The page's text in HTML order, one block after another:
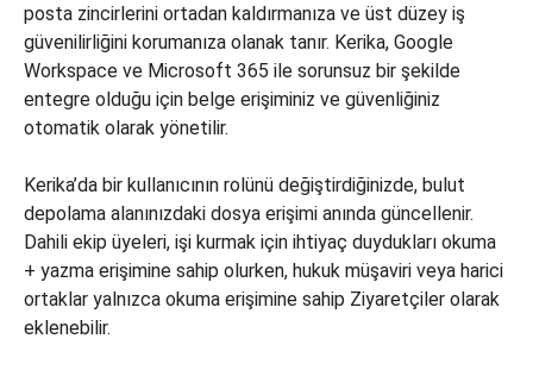
posta zincirlerini ortadan kaldırmanıza ve üst düzey iş
güvenilirliğini korumanıza olanak tanır. Kerika, Google
Workspace ve Microsoft 365 ile sorunsuz bir şekilde
entegre olduğu için belge erişiminiz ve güvenliğiniz
otomatik olarak yönetilir.
Kerika’da bir kullanıcının rolünü değiştirdiğinizde, bulut
depolama alanınızdaki dosya erişimi anında güncellenir.
Dahili ekip üyeleri, işi kurmak için ihtiyaç duydukları okuma
+ yazma erişimine sahip olurken, hukuk müşaviri veya harici
ortaklar yalnızca okuma erişimine sahip Ziyaretçiler olarak
eklenebilir.